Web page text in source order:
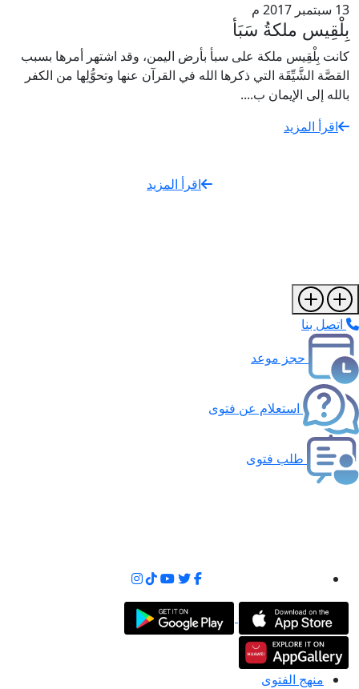
13 سبتمبر 2017 م
بِلْقِيس ملكةُ سَبَأ
كانت بِلْقِيس ملكة على سبأ بأرض اليمن، وقد اشتهر أمرها بسبب
القصَّة الشَّيِّقَة التي ذكرها الله في القرآن عنها وتحوُّلِها من الكفر
بالله إلى الإيمان ب....
اقرأ المزيد
اقرأ المزيد
اتصل بنا
حجز موعد
استعلام عن فتوى
طلب فتوى
منهج الفتوى